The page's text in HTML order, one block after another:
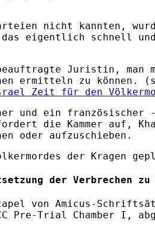
nicht kannten,
das eigentlich schnell
Juristin, man
ermitteln zu können.
Zeit für den
und ein französischer
die Kammer auf,
oder aufzuschieben.
der Kragen
der Verbrechen
von Amicus-
Pre-Trial Chamber I,